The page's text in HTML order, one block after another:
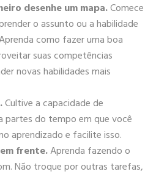
desenhe um mapa.Comece
o assunto ou a habilidade
como fazer uma boa
suas competências
novas habilidades mais
Cultive a capacidade de
partes do tempo em que você
aprendizado e facilite isso.
frente.Aprenda fazendo o
Não troque por outras tarefas,